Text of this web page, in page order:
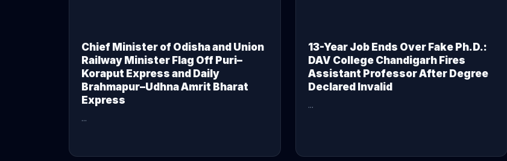
Chief Minister of Odisha and Union
Railway Minister Flag Off Puri–
Koraput Express and Daily
Brahmapur–Udhna Amrit Bharat
Express
...
13-Year Job Ends Over Fake Ph.D.:
DAV College Chandigarh Fires
Assistant Professor After Degree
Declared Invalid
...